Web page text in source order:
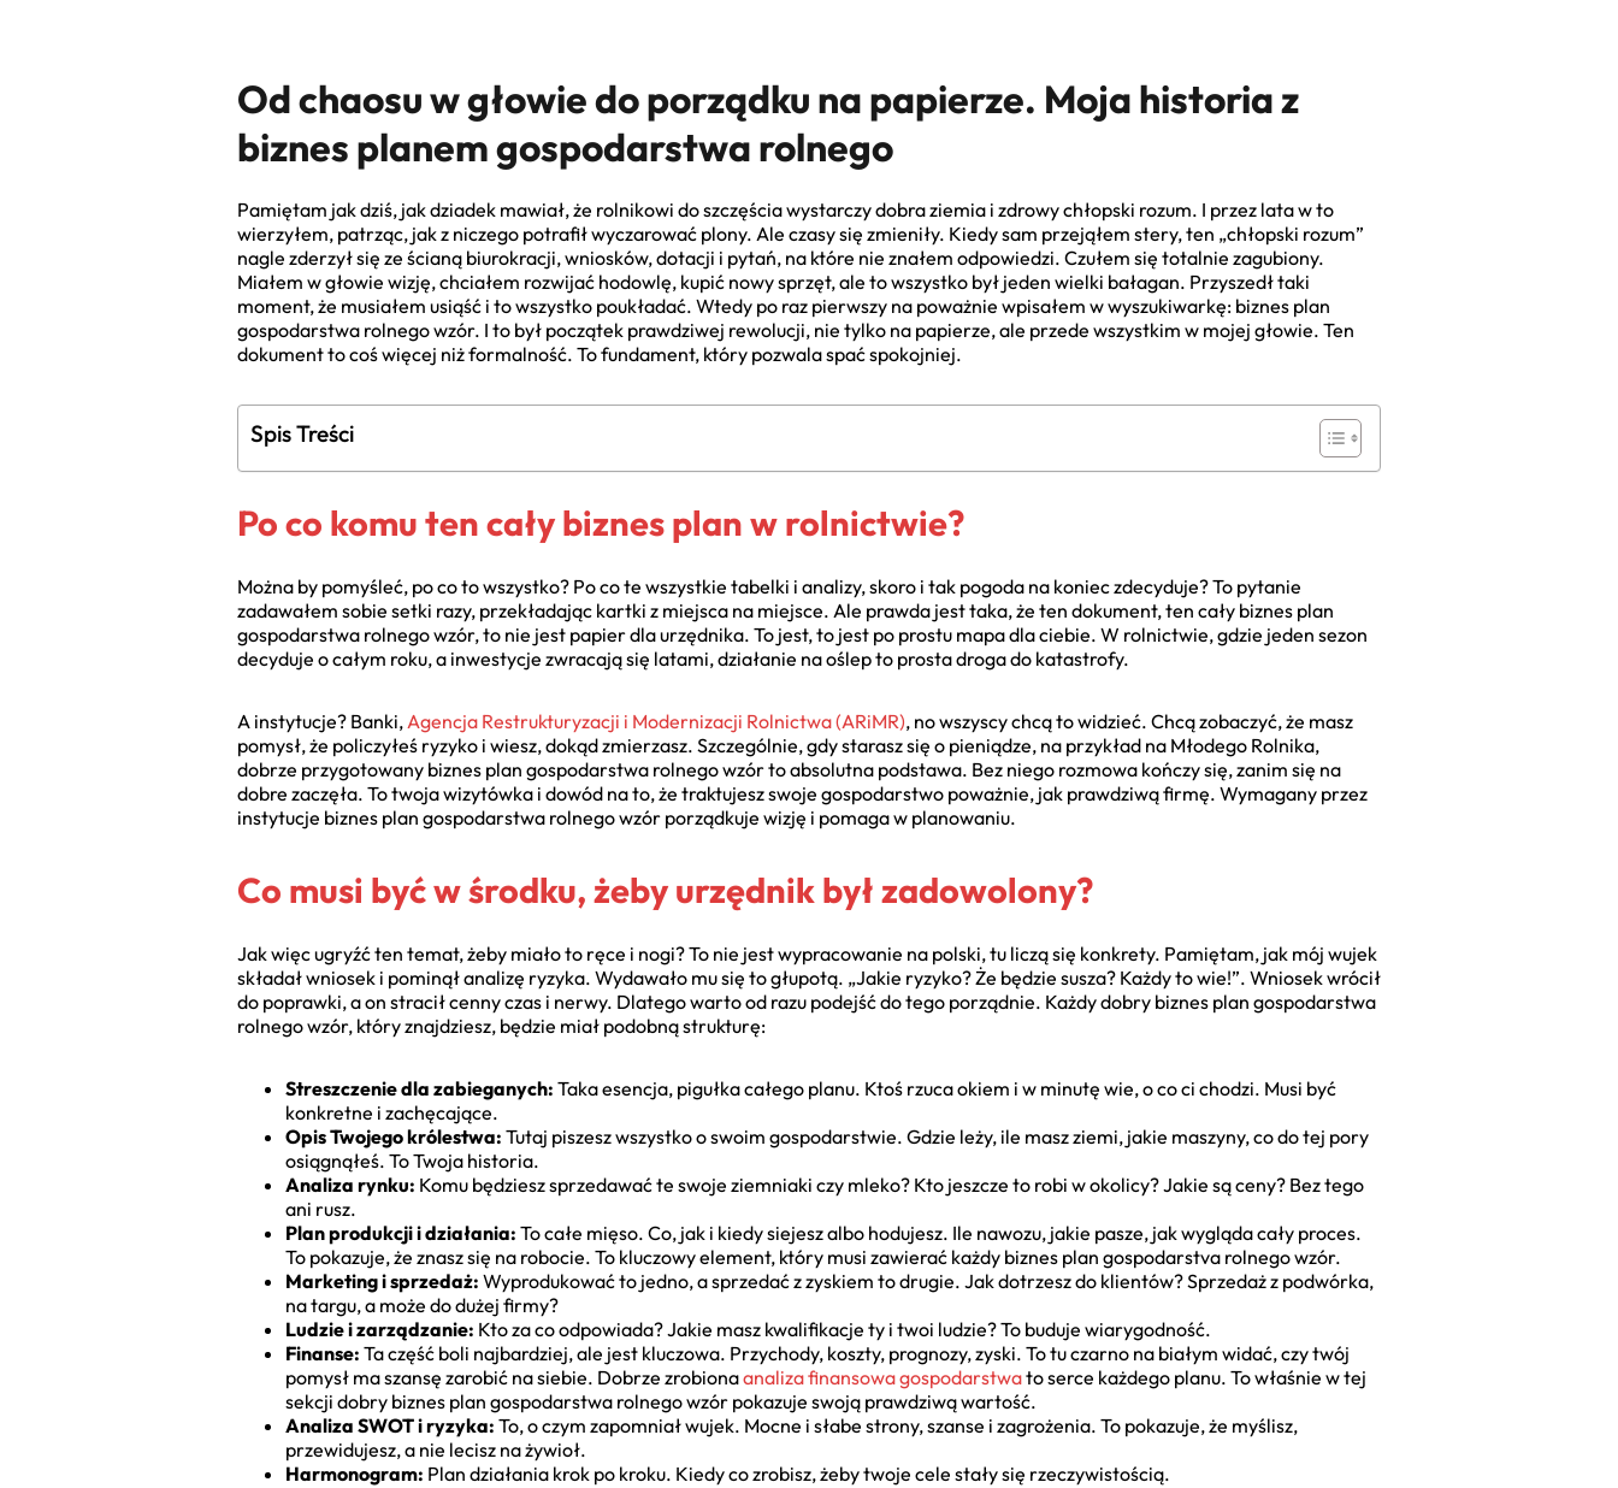
Od chaosu w głowie do porządku na papierze. Moja historia z
biznes planem gospodarstwa rolnego
Pamiętam jak dziś, jak dziadek mawiał, że rolnikowi do szczęścia wystarczy dobra ziemia i zdrowy chłopski rozum. I przez lata w to
wierzyłem, patrząc, jak z niczego potrafił wyczarować plony. Ale czasy się zmieniły. Kiedy sam przejąłem stery, ten „chłopski rozum”
nagle zderzył się ze ścianą biurokracji, wniosków, dotacji i pytań, na które nie znałem odpowiedzi. Czułem się totalnie zagubiony.
Miałem w głowie wizję, chciałem rozwijać hodowlę, kupić nowy sprzęt, ale to wszystko był jeden wielki bałagan. Przyszedł taki
moment, że musiałem usiąść i to wszystko poukładać. Wtedy po raz pierwszy na poważnie wpisałem w wyszukiwarkę: biznes plan
gospodarstwa rolnego wzór. I to był początek prawdziwej rewolucji, nie tylko na papierze, ale przede wszystkim w mojej głowie. Ten
dokument to coś więcej niż formalność. To fundament, który pozwala spać spokojniej.
Spis Treści
Po co komu ten cały biznes plan w rolnictwie?
Można by pomyśleć, po co to wszystko? Po co te wszystkie tabelki i analizy, skoro i tak pogoda na koniec zdecyduje? To pytanie
zadawałem sobie setki razy, przekładając kartki z miejsca na miejsce. Ale prawda jest taka, że ten dokument, ten cały biznes plan
gospodarstwa rolnego wzór, to nie jest papier dla urzędnika. To jest, to jest po prostu mapa dla ciebie. W rolnictwie, gdzie jeden sezon
decyduje o całym roku, a inwestycje zwracają się latami, działanie na oślep to prosta droga do katastrofy.
A instytucje? Banki,Agencja Restrukturyzacji i Modernizacji Rolnictwa (ARiMR), no wszyscy chcą to widzieć. Chcą zobaczyć, że masz
pomysł, że policzyłeś ryzyko i wiesz, dokąd zmierzasz. Szczególnie, gdy starasz się o pieniądze, na przykład na Młodego Rolnika,
dobrze przygotowany biznes plan gospodarstwa rolnego wzór to absolutna podstawa. Bez niego rozmowa kończy się, zanim się na
dobre zaczęła. To twoja wizytówka i dowód na to, że traktujesz swoje gospodarstwo poważnie, jak prawdziwą firmę. Wymagany przez
instytucje biznes plan gospodarstwa rolnego wzór porządkuje wizję i pomaga w planowaniu.
Co musi być w środku, żeby urzędnik był zadowolony?
Jak więc ugryźć ten temat, żeby miało to ręce i nogi? To nie jest wypracowanie na polski, tu liczą się konkrety. Pamiętam, jak mój wujek
składał wniosek i pominął analizę ryzyka. Wydawało mu się to głupotą. „Jakie ryzyko? Że będzie susza? Każdy to wie!”. Wniosek wrócił
do poprawki, a on stracił cenny czas i nerwy. Dlatego warto od razu podejść do tego porządnie. Każdy dobry biznes plan gospodarstwa
rolnego wzór, który znajdziesz, będzie miał podobną strukturę:
Streszczenie dla zabieganych: Taka esencja, pigułka całego planu. Ktoś rzuca okiem i w minutę wie, o co ci chodzi. Musi być
konkretne i zachęcające.
Opis Twojego królestwa: Tutaj piszesz wszystko o swoim gospodarstwie. Gdzie leży, ile masz ziemi, jakie maszyny, co do tej pory
osiągnąłeś. To Twoja historia.
Analiza rynku: Komu będziesz sprzedawać te swoje ziemniaki czy mleko? Kto jeszcze to robi w okolicy? Jakie są ceny? Bez tego
ani rusz.
Plan produkcji i działania: To całe mięso. Co, jak i kiedy siejesz albo hodujesz. Ile nawozu, jakie pasze, jak wygląda cały proces.
To pokazuje, że znasz się na robocie. To kluczowy element, który musi zawierać każdy biznes plan gospodarstva rolnego wzór.
Marketing i sprzedaż: Wyprodukować to jedno, a sprzedać z zyskiem to drugie. Jak dotrzesz do klientów? Sprzedaż z podwórka,
na targu, a może do dużej firmy?
Ludzie i zarządzanie: Kto za co odpowiada? Jakie masz kwalifikacje ty i twoi ludzie? To buduje wiarygodność.
Finanse: Ta część boli najbardziej, ale jest kluczowa. Przychody, koszty, prognozy, zyski. To tu czarno na białym widać, czy twój
pomysł ma szansę zarobić na siebie. Dobrze zrobionaanaliza finansowa gospodarstwato serce każdego planu. To właśnie w tej
sekcji dobry biznes plan gospodarstwa rolnego wzór pokazuje swoją prawdziwą wartość.
Analiza SWOT i ryzyka: To, o czym zapomniał wujek. Mocne i słabe strony, szanse i zagrożenia. To pokazuje, że myślisz,
przewidujesz, a nie lecisz na żywioł.
Harmonogram: Plan działania krok po kroku. Kiedy co zrobisz, żeby twoje cele stały się rzeczywistością.